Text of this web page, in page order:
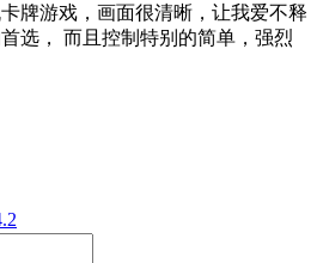
牌游戏，画面很清晰，让我爱不释
选， 而且控制特别的简单，强烈